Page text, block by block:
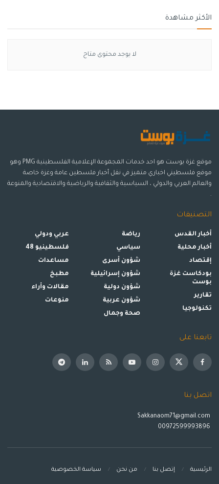
الأكثر مشاهدة
لا يوجد محتوى متاح
موقع غزة بوست هو احد خدمات المجموعة الإعلامية الفلسطينية PMG وهو
موقع فلسطيني اخباري متميز في نقل أخبار فلسطين عامة وغزة خاصة
والعالم العربي والدولي ، السياسية والثقافية والرياضية والاقتصادية والمنوعة
.
التصنيفات
أخبار القدس
أخبار محلية
إقتصاد
بودكاست غزة
بوست
تقارير
تكنولوجيا
رياضة
سياسي
شؤون أسرى
شؤون إسرائيلية
شؤون دولية
شؤون عربية
صحة وجمال
عربي ودولي
فلسطينيو 48
مساعدات
مطبخ
مقالات وأراء
منوعات
تابعنا على
اتصل بنا
Sakkanaom71@gmail.com
الرئيسية إتصل بنا من نحن سياسة الخصوصية